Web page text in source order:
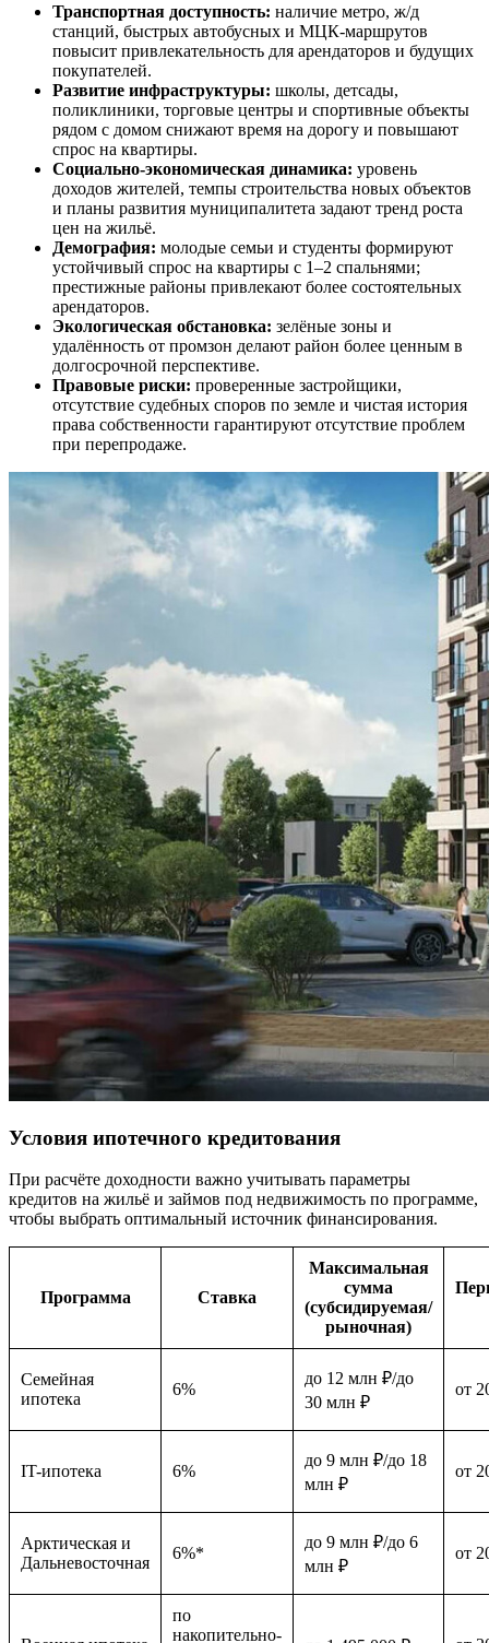
Транспортная доступность: наличие метро, ж/д
станций, быстрых автобусных и МЦК-маршрутов
повысит привлекательность для арендаторов и будущих
покупателей.
Развитие инфраструктуры: школы, детсады,
поликлиники, торговые центры и спортивные объекты
рядом с домом снижают время на дорогу и повышают
спрос на квартиры.
Социально-экономическая динамика: уровень
доходов жителей, темпы строительства новых объектов
и планы развития муниципалитета задают тренд роста
цен на жильё.
Демография: молодые семьи и студенты формируют
устойчивый спрос на квартиры с 1–2 спальнями;
престижные районы привлекают более состоятельных
арендаторов.
Экологическая обстановка: зелёные зоны и
удалённость от промзон делают район более ценным в
долгосрочной перспективе.
Правовые риски: проверенные застройщики,
отсутствие судебных споров по земле и чистая история
права собственности гарантируют отсутствие проблем
при перепродаже.
Условия ипотечного кредитования
При расчёте доходности важно учитывать параметры
кредитов на жильё и займов под недвижимость по программе,
чтобы выбрать оптимальный источник финансирования.
Программа Ставка
Максимальная
сумма
(субсидируемая/
рыночная)
Семейная
ипотека
6%
до 12 млн ₽/до
30 млн ₽
от
IT-ипотека 6%
до 9 млн ₽/до 18
млн ₽
от
Арктическая и
Дальневосточная
6%*
до 9 млн ₽/до 6
млн ₽
от
по
накопительно-